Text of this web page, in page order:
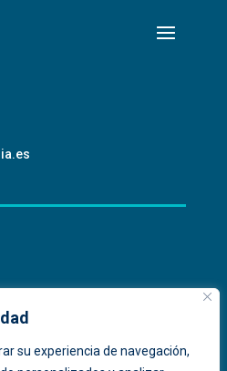
su experiencia de navegación,